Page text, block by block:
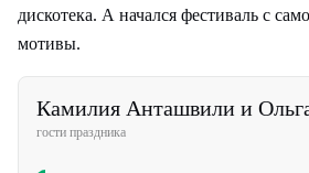
дискотека. А начался фестиваль с
мотивы.
Камилия Анташвили и
гости праздника